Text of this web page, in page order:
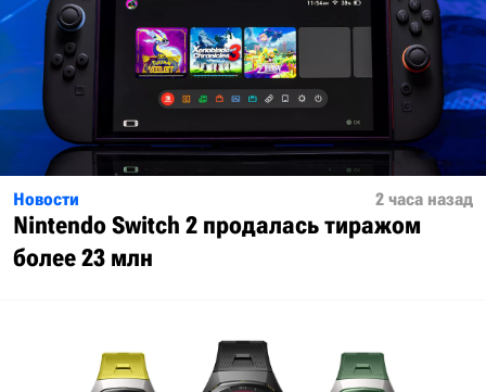
Новости 2 часа назад
Nintendo Switch 2 продалась тиражом
более 23 млн